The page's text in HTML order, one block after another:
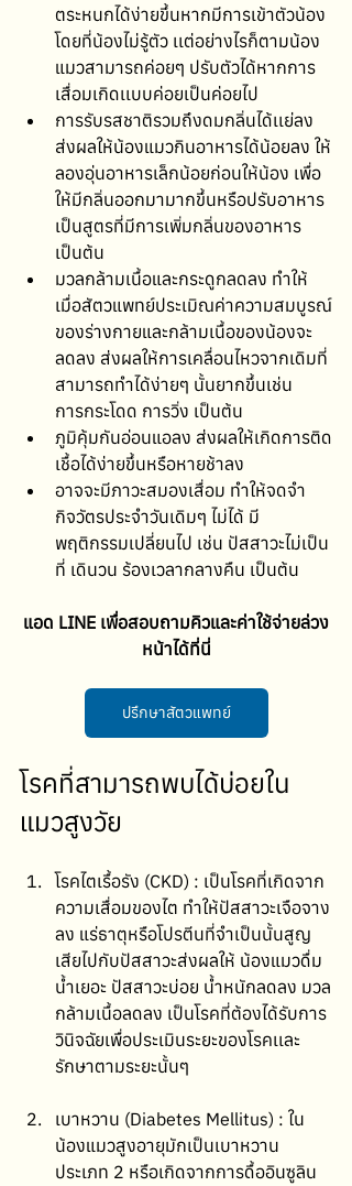
ตระหนกได้ง่ายขึ้นหากมีการเข้าตัวน้อง
โดยที่น้องไม่รู้ตัว เเต่อย่างไรก็ตามน้อง
แมวสามารถค่อยๆ ปรับตัวได้หากการ
เสื่อมเกิดเเบบค่อยเป็นค่อยไป
การรับรสชาติรวมถึงดมกลิ่นได้เเย่ลง
ส่งผลให้น้องแมวกินอาหารได้น้อยลง ให้
ลองอุ่นอาหารเล็กน้อยก่อนให้น้อง เพื่อ
ให้มีกลิ่นออกมามากขึ้นหรือปรับอาหาร
เป็นสูตรที่มีการเพิ่มกลิ่นของอาหาร
เป็นต้น
มวลกล้ามเนื้อและกระดูกลดลง ทำให้
เมื่อสัตวแพทย์ประเมิณค่าความสมบูรณ์
ของร่างกายและกล้ามเนื้อของน้องจะ
ลดลง ส่งผลให้การเคลื่อนไหวจากเดิมที่
สามารถทำได้ง่ายๆ นั้นยากขึ้นเช่น
การกระโดด การวิ่ง เป็นต้น
ภูมิคุ้มกันอ่อนแอลง ส่งผลให้เกิดการติด
เชื้อได้ง่ายขึ้นหรือหายช้าลง
อาจจะมีภาวะสมองเสื่อม ทำให้จดจำ
กิจวัตรประจำวันเดิมๆ ไม่ได้ มี
พฤติกรรมเปลี่ยนไป เช่น ปัสสาวะไม่เป็น
ที่ เดินวน ร้องเวลากลางคืน เป็นต้น
แอด LINE เพื่อสอบถามคิวและค่าใช้จ่ายล่วง
หน้าได้ที่นี่
ปรึกษาสัตวแพทย์
โรคที่สามารถพบได้บ่อยใน
แมวสูงวัย
โรคไตเรื้อรัง (CKD) : เป็นโรคที่เกิดจาก
ความเสื่อมของไต ทำให้ปัสสาวะเจือจาง
ลง แร่ธาตุหรือโปรตีนที่จำเป็นนั้นสูญ
เสียไปกับปัสสาวะส่งผลให้ น้องแมวดื่ม
น้ำเยอะ ปัสสาวะบ่อย น้ำหนักลดลง มวล
กล้ามเนื้อลดลง เป็นโรคที่ต้องได้รับการ
วินิจฉัยเพื่อประเมินระยะของโรคเเละ
รักษาตามระยะนั้นๆ
เบาหวาน (Diabetes Mellitus) : ใน
น้องแมวสูงอายุมักเป็นเบาหวาน
ประเภท 2 หรือเกิดจากการดื้ออินซูลิน